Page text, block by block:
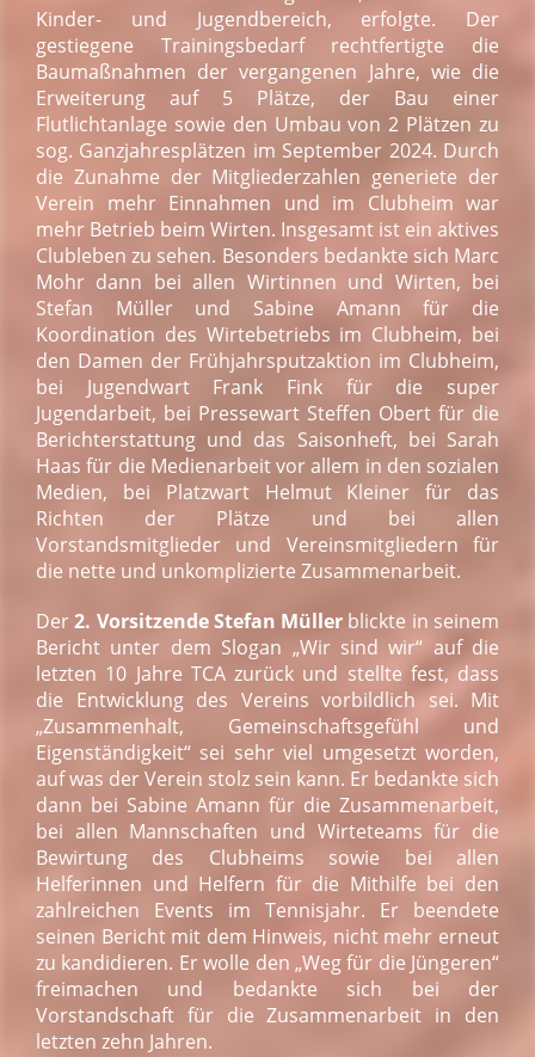
Kinder- und Jugendbereich, erfolgte. Der
gestiegene Trainingsbedarf rechtfertigte die
Baumaßnahmen der vergangenen Jahre, wie die
Erweiterung auf 5 Plätze, der Bau einer
Flutlichtanlage sowie den Umbau von 2 Plätzen zu
sog. Ganzjahresplätzen im September 2024. Durch
die Zunahme der Mitgliederzahlen generiete der
Verein mehr Einnahmen und im Clubheim war
mehr Betrieb beim Wirten. Insgesamt ist ein aktives
Clubleben zu sehen. Besonders bedankte sich Marc
Mohr dann bei allen Wirtinnen und Wirten, bei
Stefan Müller und Sabine Amann für die
Koordination des Wirtebetriebs im Clubheim, bei
den Damen der Frühjahrsputzaktion im Clubheim,
bei Jugendwart Frank Fink für die super
Jugendarbeit, bei Pressewart Steffen Obert für die
Berichterstattung und das Saisonheft, bei Sarah
Haas für die Medienarbeit vor allem in den sozialen
Medien, bei Platzwart Helmut Kleiner für das
Richten der Plätze und bei allen
Vorstandsmitglieder und Vereinsmitgliedern für
die nette und unkomplizierte Zusammenarbeit.
Der2. Vorsitzende Stefan Müller blickte in seinem
Bericht unter dem Slogan „Wir sind wir“ auf die
letzten 10 Jahre TCA zurück und stellte fest, dass
die Entwicklung des Vereins vorbildlich sei. Mit
„Zusammenhalt, Gemeinschaftsgefühl und
Eigenständigkeit“ sei sehr viel umgesetzt worden,
auf was der Verein stolz sein kann. Er bedankte sich
dann bei Sabine Amann für die Zusammenarbeit,
bei allen Mannschaften und Wirteteams für die
Bewirtung des Clubheims sowie bei allen
Helferinnen und Helfern für die Mithilfe bei den
zahlreichen Events im Tennisjahr. Er beendete
seinen Bericht mit dem Hinweis, nicht mehr erneut
zu kandidieren. Er wolle den „Weg für die Jüngeren“
freimachen und bedankte sich bei der
Vorstandschaft für die Zusammenarbeit in den
letzten zehn Jahren.